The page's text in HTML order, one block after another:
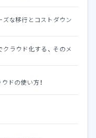
な移行とコストダウン
ラウド化する、 そのメ
ドの使い方！